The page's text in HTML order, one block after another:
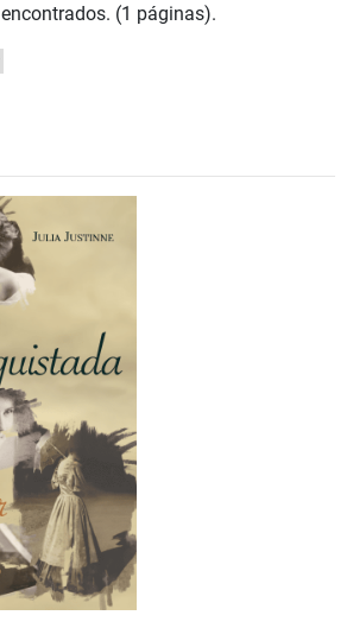
encontrados. (1 páginas).